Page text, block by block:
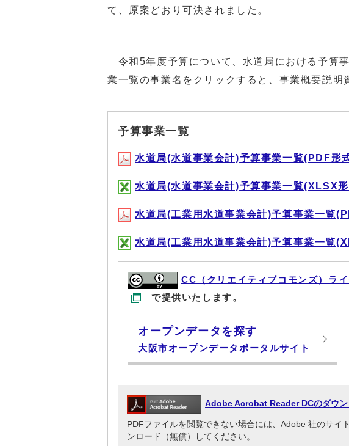
て、原案どおり可決されました。
令和5年度予算について、水道局における予算
業一覧の事業名をクリックすると、事業概要説明
予算事業一覧
水道局(水道事業会計)予算事業一覧(PDF形
水道局(水道事業会計)予算事業一覧(XLSX
水道局(工業用水道事業会計)予算事業一覧
水道局(工業用水道事業会計)予算事業一覧
CC（クリエイティブコモンズ）ラ
で提供いたします。
オープンデータを探す
大阪市オープンデータポータルサイト
Adobe Acrobat Reader DCのダウン
PDFファイルを閲覧できない場合には、Adobe 社のサイ
ンロード（無償）してください。